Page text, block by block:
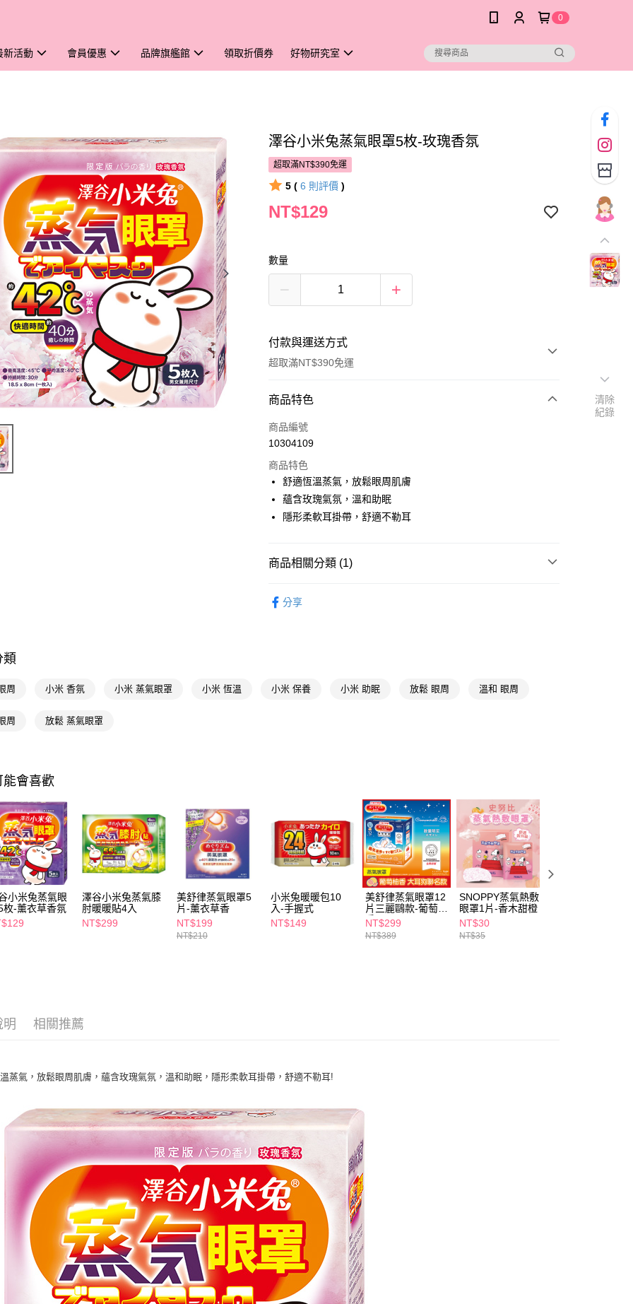
0
新活動 會員優惠 品牌旗艦館 領取折價券 好物研究室
澤谷小米兔蒸氣眼罩5枚-玫瑰香氛
超取滿NT$390免運
5 ( 6 則評價 )
NT$129
數量
付款與運送方式
超取滿NT$390免運
付款方式
POYA支付
超商取貨付款
LINE Pay
街口支付
Google Pay
便利好安心！
３．收到繳費通知簡訊後14天內，點擊此簡訊中的連結，可透過四大超商
／ATM／網路銀行／等多元方式進行付款，方視為交易完成。
※ 請注意：結帳手續完成當下不需立刻繳費，但若您需要取消訂單，請聯
絡購買商品的店家。未經商家同意取消之訂單仍視為有效，需透過AFTEE
先享後付繳納相關費用。
※ 交易是否成功請以「AFTEE先享後付 」之結帳頁面顯示為準，若有關於
是否繳費成功／繳費後需取消欲退款等相關疑問，請聯繫「AFTEE先享後
付客戶支援中心」
https://netprotections.freshdesk.com/support/home
【注意事項】
１．透過由恩沛科技股份有限公司提供之「AFTEE先享後付」服務完成之
５．嚴禁一人註冊多個帳號或使用他人資訊註冊。若發現惡意使用之情
形，恩沛科技股份有限公司將有權停止該用戶之使用額度並採取法律行
每筆NT$65，滿NT$390(含以上)免運費
萊爾富取貨付款
每筆NT$65，滿NT$490(含以上)免運費
每筆NT$65，滿NT$490(含以上)免運費
7-11取貨付款
每筆NT$80，滿NT$290(含以上)免運費
商品特色
商品編號
10304109
商品特色
舒適恆溫蒸氣，放鬆眼周肌膚
蘊含玫瑰氣氛，溫和助眠
隱形柔軟耳掛帶，舒適不勒耳
商品相關分類 (1)
分享
類
周 小米 香氛 小米 蒸氣眼罩 小米 恆溫 小米 保養 小米 助眠 放鬆 眼周 溫和 眼周
周 放鬆 蒸氣眼罩
能會喜歡
小米兔蒸氣眼
枚-薰衣草香氛
澤谷小米兔蒸氣膝
肘暖暖貼4入
NT$299
美舒律蒸氣眼罩5
片-薰衣草香
NT$199
NT$210
小米兔暖暖包10
入-手握式
NT$149
美舒律蒸氣眼罩12
片三麗鷗款-葡萄柚
香
NT$299
NT$389
SNOPPY蒸氣熱敷
眼罩1片-香木甜橙
NT$30
NT$35
明 相關推薦
蒸氣，放鬆眼周肌膚，蘊含玫瑰氣氛，溫和助眠，隱形柔軟耳掛帶，舒適不勒耳!
清除
紀錄